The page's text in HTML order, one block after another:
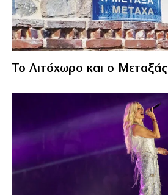
Το Λιτόχωρο και ο Μεταξάς